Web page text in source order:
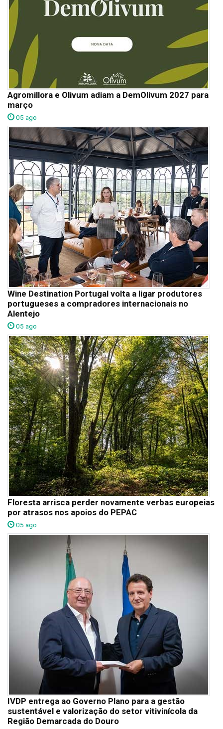
Agromillora e Olivum adiam a DemOlivum 2027 para
março
05 ago
Wine Destination Portugal volta a ligar produtores
portugueses a compradores internacionais no
Alentejo
05 ago
Floresta arrisca perder novamente verbas europeias
por atrasos nos apoios do PEPAC
05 ago
IVDP entrega ao Governo Plano para a gestão
sustentável e valorização do setor vitivinícola da
Região Demarcada do Douro